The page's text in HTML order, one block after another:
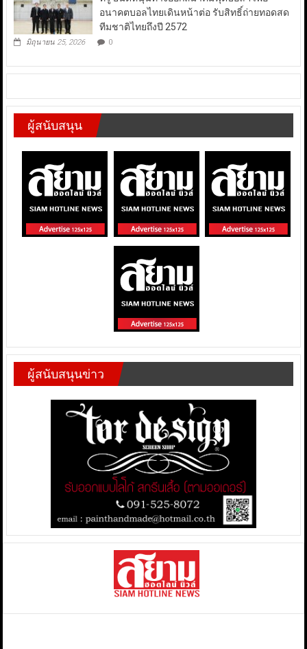
อนาคตบอลไทยเดินหน้าต่อ รับสิทธิ์ถ่ายทอดสด
ทีมชาติไทยถึงปี 2572
มิถุนายน 25, 2026 0
ผู้สนับสนุน
ผู้สนับสนุนข่าว